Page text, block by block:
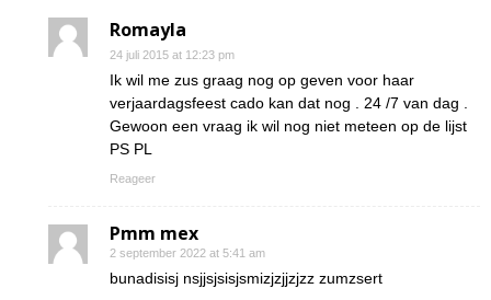
Romayla
24 juli 2015 at 12:23 pm
Ik wil me zus graag nog op geven voor haar
verjaardagsfeest cado kan dat nog . 24 /7 van dag .
Gewoon een vraag ik wil nog niet meteen op de lijst
PS PL
Reageer
Pmm mex
2 september 2022 at 5:41 am
bunadisisj nsjjsjsisjsmizjzjjzjzz zumzsert